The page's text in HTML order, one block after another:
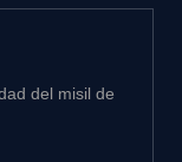
del misil de